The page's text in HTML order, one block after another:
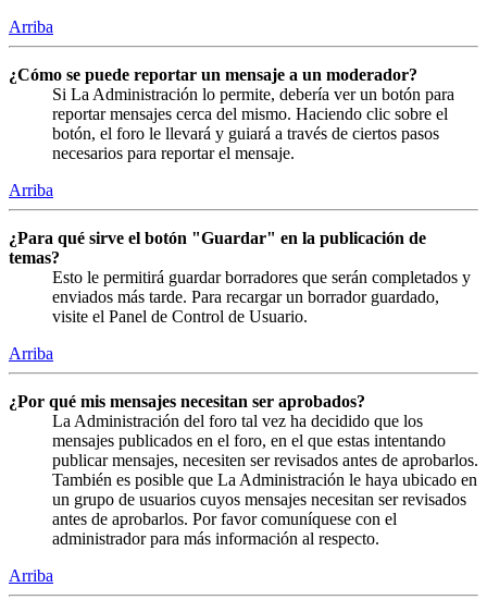
Arriba
¿Cómo se puede reportar un mensaje a un moderador?
Si La Administración lo permite, debería ver un botón para
reportar mensajes cerca del mismo. Haciendo clic sobre el
botón, el foro le llevará y guiará a través de ciertos pasos
necesarios para reportar el mensaje.
Arriba
¿Para qué sirve el botón "Guardar" en la publicación de
temas?
Esto le permitirá guardar borradores que serán completados y
enviados más tarde. Para recargar un borrador guardado,
visite el Panel de Control de Usuario.
Arriba
¿Por qué mis mensajes necesitan ser aprobados?
La Administración del foro tal vez ha decidido que los
mensajes publicados en el foro, en el que estas intentando
publicar mensajes, necesiten ser revisados antes de aprobarlos.
También es posible que La Administración le haya ubicado en
un grupo de usuarios cuyos mensajes necesitan ser revisados
antes de aprobarlos. Por favor comuníquese con el
administrador para más información al respecto.
Arriba